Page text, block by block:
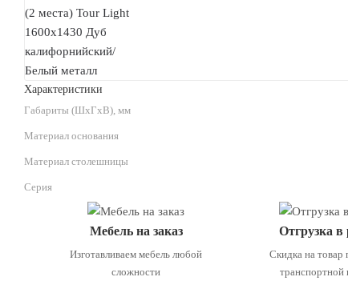
Характеристики
Габариты (ШхГхВ), мм
—
Материал основания
—
Материал столешницы
—
Серия
—
Мебель на заказ
Изготавливаем мебель любой
сложности
Отгрузка в
Скидка на товар
транспортной